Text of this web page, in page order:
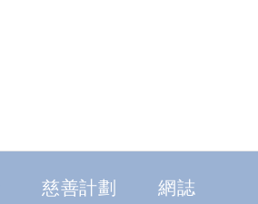
慈善計劃 網誌